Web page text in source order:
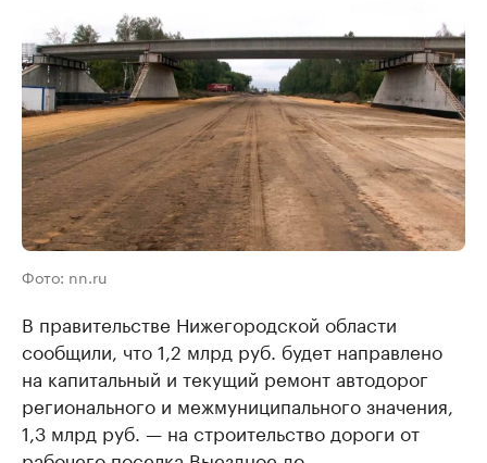
Фото: nn.ru
В правительстве Нижегородской области
сообщили, что 1,2 млрд руб. будет направлено
на капитальный и текущий ремонт автодорог
регионального и межмуниципального значения,
1,3 млрд руб. — на строительство дороги от